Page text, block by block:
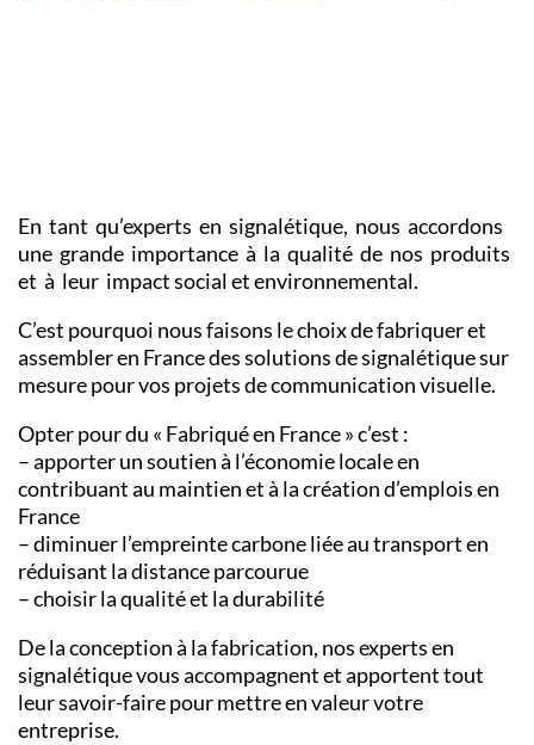
En tant qu’experts en signalétique, nous accordons
une grande importance à la qualité de nos produits
et à leur impact social et environnemental.
C’est pourquoi nous faisons le choix de fabriquer et
assembler en France des solutions de signalétique sur
mesure pour vos projets de communication visuelle.
Opter pour du « Fabriqué en France » c’est :
– apporter un soutien à l’économie locale en
contribuant au maintien et à la création d’emplois en
France
– diminuer l’empreinte carbone liée au transport en
réduisant la distance parcourue
– choisir la qualité et la durabilité
De la conception à la fabrication, nos experts en
signalétique vous accompagnent et apportent tout
leur savoir-faire pour mettre en valeur votre
entreprise.